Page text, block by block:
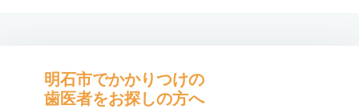
明石市でかかりつけの
歯医者をお探しの方へ